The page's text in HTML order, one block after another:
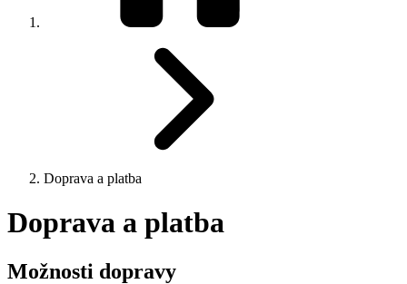
Doprava a platba
Doprava a platba
Možnosti dopravy